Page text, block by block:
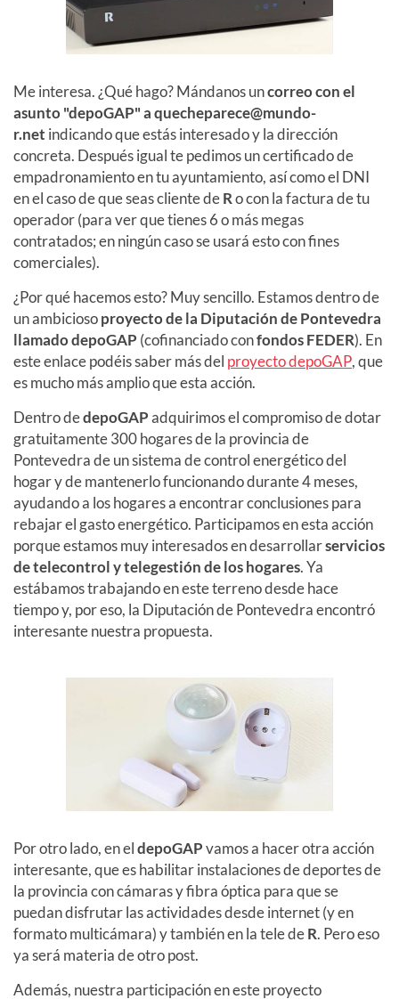
Me interesa. ¿Qué hago? Mándanos uncorreo con el
asunto "depoGAP" aquecheparece@mundo-
r.net indicando que estás interesado y la dirección
concreta. Después igual te pedimos un certificado de
empadronamiento en tu ayuntamiento, así como el DNI
en el caso de que seas cliente deRo con la factura de tu
operador (para ver que tienes 6 o más megas
contratados; en ningún caso se usará esto con fines
comerciales).
¿Por qué hacemos esto? Muy sencillo. Estamos dentro de
un ambiciosoproyecto de la Diputación de Pontevedra
llamado depoGAP (cofinanciado confondos FEDER). En
este enlace podéis saber más del proyecto depoGAP, que
es mucho más amplio que esta acción.
Dentro dedepoGAPadquirimos el compromiso de dotar
gratuitamente 300 hogares de la provincia de
Pontevedra de un sistema de control energético del
hogar y de mantenerlo funcionando durante 4 meses,
ayudando a los hogares a encontrar conclusiones para
rebajar el gasto energético. Participamos en esta acción
porque estamos muy interesados en desarrollarservicios
de telecontrol y telegestión de los hogares. Ya
estábamos trabajando en este terreno desde hace
tiempo y, por eso, la Diputación de Pontevedra encontró
interesante nuestra propuesta.
Por otro lado, en eldepoGAPvamos a hacer otra acción
interesante, que es habilitar instalaciones de deportes de
la provincia con cámaras y fibra óptica para que se
puedan disfrutar las actividades desde internet (y en
formato multicámara) y también en la tele deR. Pero eso
ya será materia de otro post.
Además, nuestra participación en este proyecto